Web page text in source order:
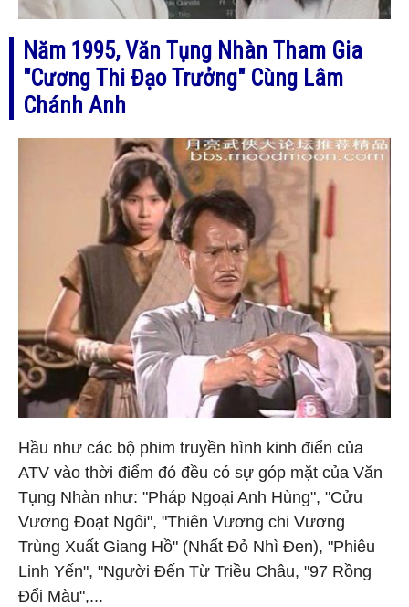
Năm 1995, Văn Tụng Nhàn Tham Gia
"Cương Thi Đạo Trưởng" Cùng Lâm
Chánh Anh
Hầu như các bộ phim truyền hình kinh điển của
ATV vào thời điểm đó đều có sự góp mặt của Văn
Tụng Nhàn như: "Pháp Ngoại Anh Hùng", "Cửu
Vương Đoạt Ngôi", "Thiên Vương chi Vương
Trùng Xuất Giang Hồ" (Nhất Đỏ Nhì Đen), "Phiêu
Linh Yến", "Người Đến Từ Triều Châu, "97 Rồng
Đổi Màu",...